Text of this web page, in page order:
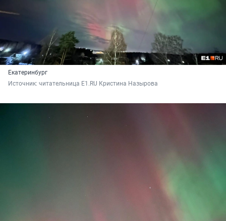
Екатеринбург
Источник: читательница E1.RU Кристина Назырова